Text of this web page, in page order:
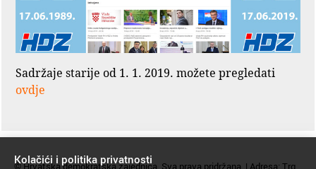
Sadržaje starije od 1. 1. 2019. možete pregledati
ovdje
© Hrvatska demokratska zajednica. Sva prava pridržana. | Adresa: Trg
Kolačići i politika privatnosti